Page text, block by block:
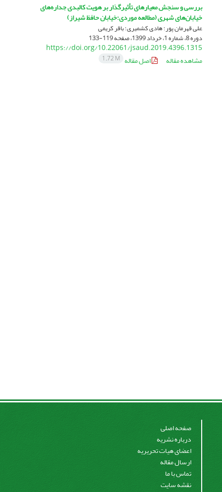
بررسی و سنجش معیار‌های تأثیرگذار بر هویت کالبدی جداره‌های
خیابان‌های شهری (مطالعه موردی:خیابان حافظ شیراز)
علی قهرمان پور؛ هادی کشمیری؛ باقر کریمی
دوره 8، شماره 1، خرداد 1399، صفحه 119-133
https://doi.org/10.22061/jsaud.2019.4396.1315
مشاهده مقاله
اصل مقاله 1.72 M
صفحه اصلی
درباره نشریه
اعضای هیات تحریریه
ارسال مقاله
تماس با ما
نقشه سایت